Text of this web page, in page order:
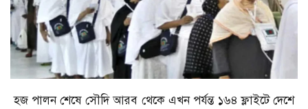
হজ পালন শেষে সৌদি আরব থেকে এখন পর্যন্ত ১৬৪ ফ্লাইটে দেশে